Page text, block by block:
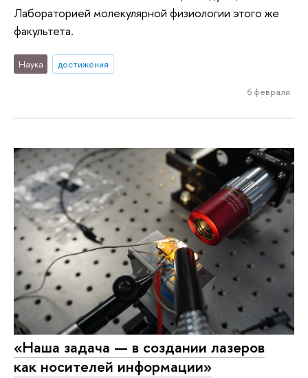
Лабораторией молекулярной физиологии этого же
факультета.
Наука достижения
6 февраля
«Наша задача — в создании лазеров
как носителей информации»